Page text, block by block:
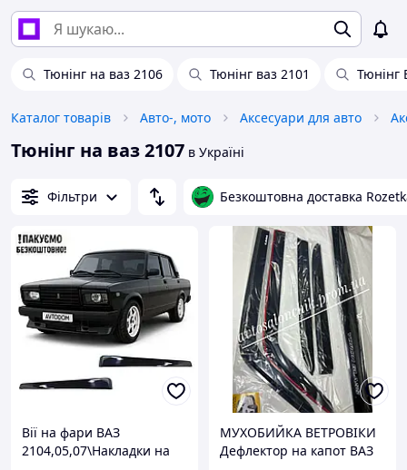
Тюнінг на ваз 2106 Тюнінг ваз 2101 Тюнінг
Каталог товарів Авто-, мото Аксесуари для авто
Тюнінг на ваз 2107 в Україні
Фільтри Безкоштовна доставка
Вії на фари ВАЗ
2104,05,07\Накладки на
МУХОБИЙКА ВЕТРОВІКИ
Дефлектор на капот ВАЗ